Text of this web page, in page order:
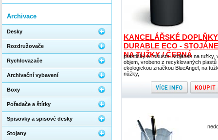
KANCELÁŘSKÉ DOPLŇKY
DURABLE ECO -
NA TUŽKY / ČERNÁ
praktický a robustní stojánek na tužky,
objem, vrobeno z recyklovaných plastů
ekologickou značkou BlueAngel, na
nůžky,
Archivace
Desky
Rozdružovače
Rychlovazače
Archivační vybavení
Boxy
Pořadače a štítky
Spisovky a spisové desky
Stojany